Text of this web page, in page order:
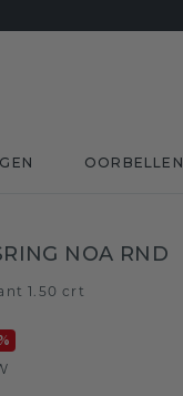
OORBELLEN
NOA RND
1.50 crt